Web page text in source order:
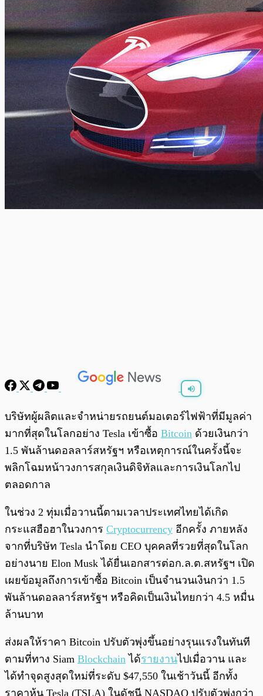
พร้อมเล่น 0:00 /0:00
บริษัทผู้ผลิตและจำหน่ายรถยนต์มอเตอร์ไฟฟ้าที่มีมูลค่า
มากที่สุดในโลกอย่าง Tesla เข้าซื้อ Bitcoin ด้วยเงินกว่า
1.5 พันล้านดอลลาร์สหรัฐฯ หรือเหตุการณ์ในครั้งนี้จะ
พลิกโฉมหน้าวงการสกุลเงินดิจิทัลและการเงินโลกไป
ตลอดกาล
ในช่วง 2 ทุ่มเมื่อวานนี้ตามเวลาประเทศไทยได้เกิด
กระแสฮือฮาในวงการ Cryptocurrency อีกครั้ง ภายหลัง
จากที่บริษัท Tesla นำโดย CEO บุคคลที่รวยที่สุดในโลก
อย่างนาย Elon Musk ได้ยื่นเอกสารต่อก.ล.ต.สหรัฐฯ เปิด
เผยข้อมูลถึงการเข้าซื้อ Bitcoin เป็นจำนวนเงินกว่า 1.5
พันล้านดอลลาร์สหรัฐฯ หรือคิดเป็นเงินไทยกว่า 4.5 หมื่น
ล้านบาท
ส่งผลให้ราคา Bitcoin ปรับตัวพุ่งขึ้นอย่างรุนแรงในทันที
ตามที่ทาง Siam Blockchain ได้รายงานไปเมื่อวาน และ
ได้ทำจุดสูงสุดใหม่ที่ระดับ $47,550 ในเช้าวันนี้ อีกทั้ง
ราคาหุ้น Tesla (TSLA) ในดัชนี NASDAQ ปรับตัวพุ่งกว่า